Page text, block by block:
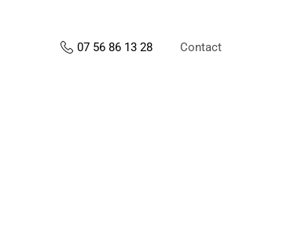
07 56 86 13 28 Contact